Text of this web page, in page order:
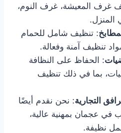
غرف المعيشة، غرف النوم،
المنزل.
: تنظيف شامل للحمام
تنظيف آمنة وفعالة.
: الحفاظ على النظافة
بما في ذلك تنظيف
التجارية: نحن نقدم أيضًا
عجمان بمهنية عالية،
نظيفة.